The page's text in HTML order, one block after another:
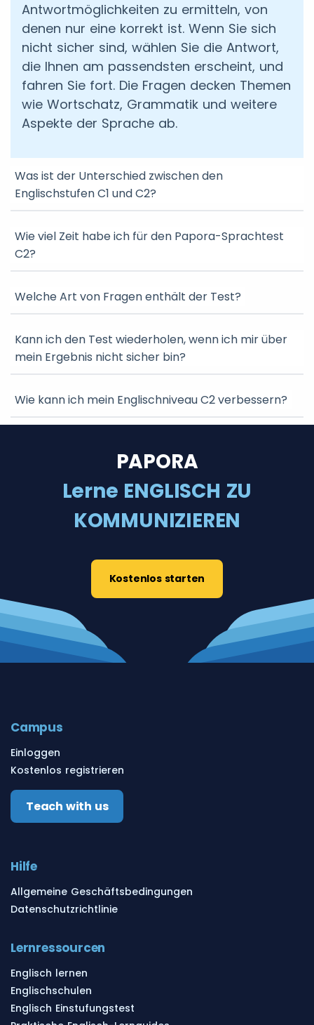
Antwortmöglichkeiten zu ermitteln, von
denen nur eine korrekt ist. Wenn Sie sich
nicht sicher sind, wählen Sie die Antwort,
die Ihnen am passendsten erscheint, und
fahren Sie fort. Die Fragen decken Themen
wie Wortschatz, Grammatik und weitere
Aspekte der Sprache ab.
Was ist der Unterschied zwischen den
Englischstufen C1 und C2?
Wie viel Zeit habe ich für den Papora-Sprachtest
C2?
Welche Art von Fragen enthält der Test?
Kann ich den Test wiederholen, wenn ich mir über
mein Ergebnis nicht sicher bin?
Wie kann ich mein Englischniveau C2 verbessern?
PAPORA
Lerne ENGLISCH ZU
KOMMUNIZIEREN
Kostenlos starten
Campus
Einloggen
Kostenlos registrieren
Teach with us
Hilfe
Allgemeine Geschäftsbedingungen
Datenschutzrichtlinie
Lernressourcen
Englisch lernen
Englischschulen
Englisch Einstufungstest